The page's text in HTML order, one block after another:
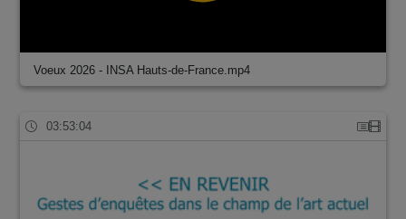
Voeux 2026 - INSA Hauts-de-France.mp4
03:53:04